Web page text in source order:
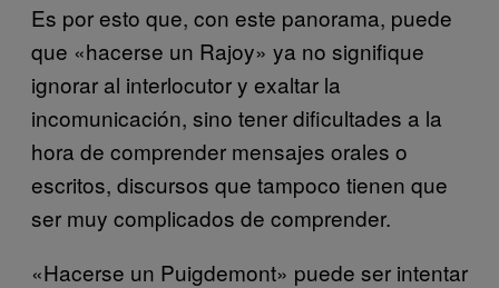
Es por esto que, con este panorama, puede
que «hacerse un Rajoy» ya no signifique
ignorar al interlocutor y exaltar la
incomunicación, sino tener dificultades a la
hora de comprender mensajes orales o
escritos, discursos que tampoco tienen que
ser muy complicados de comprender.
«Hacerse un Puigdemont» puede ser intentar